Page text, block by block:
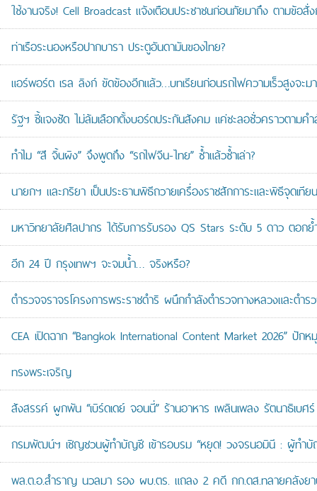
ใช้งานจริง! Cell Broadcast แจ้งเตือนประชาชนก่อนภัยมาถึง ตามข้อสั่
ท่าเรือระนองหรือปากบารา ประตูอันดามันของไทย?
แอร์พอร์ต เรล ลิงก์ ขัดข้องอีกแล้ว…บทเรียนก่อนรถไฟความเร็วสูงจะม
รัฐฯ ชี้แจงชัด ไม่ล้มเลือกตั้งบอร์ดประกันสังคม แค่ชะลอชั่วคราวตามค
ทำไม “สี จิ้นผิง” จึงพูดถึง “รถไฟจีน-ไทย” ซ้ำแล้วซ้ำเล่า?
นายกฯ และภริยา เป็นประธานพิธีถวายเครื่องราชสักการะและพิธีจุดเ
มหาวิทยาลัยศิลปากร ได้รับการรับรอง QS Stars ระดับ 5 ดาว ตอก
อีก 24 ปี กรุงเทพฯ จะจมน้ำ… จริงหรือ?
ตำรวจจราจรโครงการพระราชดำริ ผนึกกำลังตำรวจทางหลวงและตำ
CEA เปิดฉาก “Bangkok International Content Market 2026” ปั
ทรงพระเจริญ
สังสรรค์ ผูกพัน “เบิร์ดเดย์ จอนนี่” ร้านอาหาร เพลินเพลง รัตนาธิเบศ
กรมพัฒน์ฯ เชิญชวนผู้ทำบัญชี เข้ารอบรม “หยุด! วงจรนอมินี : ผู้ทำ
พล.ต.อ.สำราญ นวลมา รอง ผบ.ตร. แถลง 2 คดี กก.ดส.ทลายคลังย